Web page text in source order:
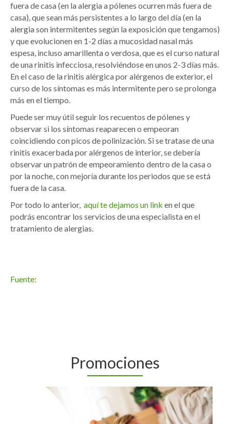
fuera de casa (en la alergia a pólenes ocurren más fuera de
casa), que sean más persistentes a lo largo del día (en la
alergia son intermitentes según la exposición que tengamos)
y que evolucionen en 1-2 días a mucosidad nasal más
espesa, incluso amarillenta o verdosa, que es el curso natural
de una rinitis infecciosa, resolviéndose en unos 2-3 días más.
En el caso de la rinitis alérgica por alérgenos de exterior, el
curso de los síntomas es más intermitente pero se prolonga
más en el tiempo.
Puede ser muy útil seguir los recuentos de pólenes y
observar si los síntomas reaparecen o empeoran
coincidiendo con picos de polinización. Si se tratase de una
rinitis exacerbada por alérgenos de interior, se debería
observar un patrón de empeoramiento dentro de la casa o
por la noche, con mejoría durante los periodos que se está
fuera de la casa.
Por todo lo anterior, aquí te dejamos un link en el que
podrás encontrar los servicios de una especialista en el
tratamiento de alergias.
Fuente:
Promociones